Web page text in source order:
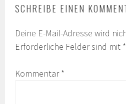
SCHREIBE EINEN
Deine E-Mail-Adresse wird
Erforderliche Felder sind mit *
Kommentar*